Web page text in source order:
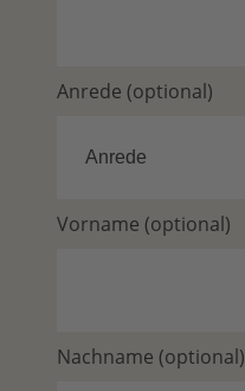
Anrede (optional)
Vorname (optional)
Nachname (optional)